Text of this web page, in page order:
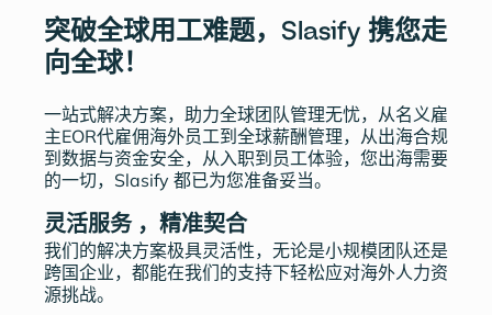
突破全球用工难题，Slasify 携您走
向全球！
一站式解决方案，助力全球团队管理无忧，从名义雇
主EOR代雇佣海外员工到全球薪酬管理，从出海合规
到数据与资金安全，从入职到员工体验，您出海需要
的一切，Slasify 都已为您准备妥当。
灵活服务 ，精准契合
我们的解决方案极具灵活性，无论是小规模团队还是
跨国企业，都能在我们的支持下轻松应对海外人力资
源挑战。